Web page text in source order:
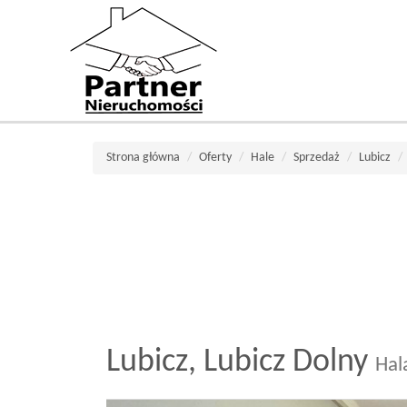
Strona główna Oferty Hale Sprzedaż Lubicz
Lubicz, Lubicz Dolny